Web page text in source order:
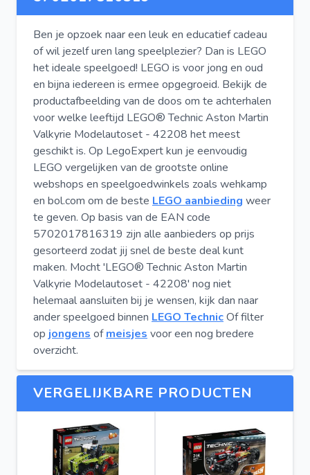
Ben je opzoek naar een leuk en educatief cadeau
of wil jezelf uren lang speelplezier? Dan is LEGO
het ideale speelgoed! LEGO is voor jong en oud
en bijna iedereen is ermee opgegroeid. Bekijk de
productafbeelding van de doos om te achterhalen
voor welke leeftijd LEGO® Technic Aston Martin
Valkyrie Modelautoset - 42208 het meest
geschikt is. Op LegoExpert kun je eenvoudig
LEGO vergelijken van de grootste online
webshops en speelgoedwinkels zoals wehkamp
en bol.com om de beste LEGO aanbieding weer
te geven. Op basis van de EAN code
5702017816319 zijn alle aanbieders op prijs
gesorteerd zodat jij snel de beste deal kunt
maken. Mocht 'LEGO® Technic Aston Martin
Valkyrie Modelautoset - 42208' nog niet
helemaal aansluiten bij je wensen, kijk dan naar
ander speelgoed binnen LEGO TechnicOf filter
op jongens ofmeisjes voor een nog bredere
overzicht.
VERGELIJKBARE PRODUCTEN